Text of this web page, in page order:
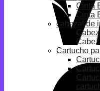
Cinta
Cinta
cabezal de
Cartucho